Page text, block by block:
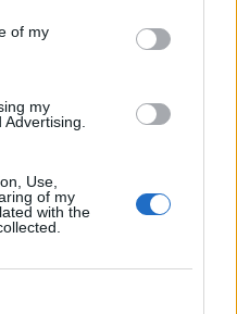
of my
my
Use,
of my
with the
új óvodája